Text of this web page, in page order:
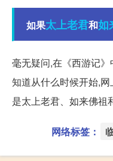
如果太上老君和如
毫无疑问,在《西游记
知道从什么时候开始,网
是太上老君、如来佛祖
网络标签：